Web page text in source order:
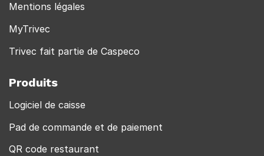
Mentions légales
MyTrivec
Trivec fait partie de Caspeco
Produits
Logiciel de caisse
Pad de commande et de paiement
QR code restaurant